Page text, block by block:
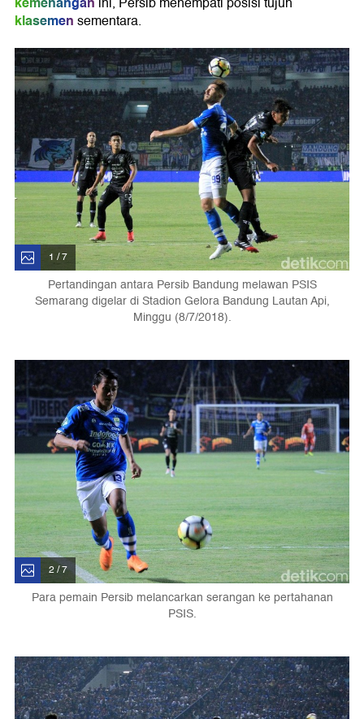
klasemensementara.
1 / 7
Pertandingan antara Persib Bandung melawan PSIS
Semarang digelar di Stadion Gelora Bandung Lautan Api,
Minggu (8/7/2018).
2 / 7
Para pemain Persib melancarkan serangan ke pertahanan
PSIS.